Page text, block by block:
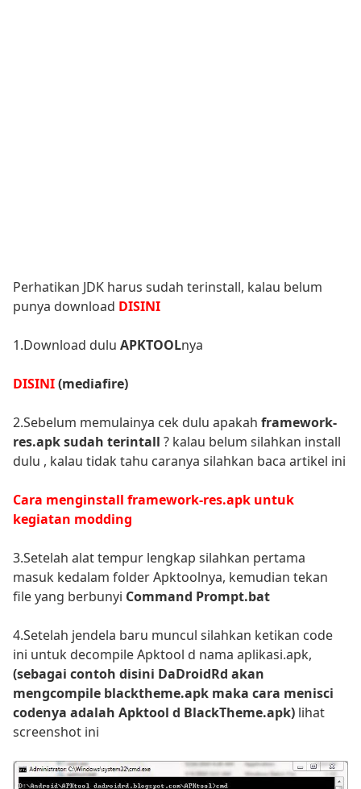
Perhatikan JDK harus sudah terinstall, kalau belum
punya download DISINI
1.Download dulu APKTOOLnya
DISINI(mediafire)
2.Sebelum memulainya cek dulu apakah framework-
res.apk sudah terintall ? kalau belum silahkan install
dulu , kalau tidak tahu caranya silahkan baca artikel ini
Cara menginstall framework-res.apk untuk
kegiatan modding
3.Setelah alat tempur lengkap silahkan pertama
masuk kedalam folder Apktoolnya, kemudian tekan
file yang berbunyi Command Prompt.bat
4.Setelah jendela baru muncul silahkan ketikan code
ini untuk decompile Apktool d nama aplikasi.apk,
(sebagai contoh disini DaDroidRd akan
mengcompile blacktheme.apk maka cara menisci
codenya adalah Apktool d BlackTheme.apk) lihat
screenshot ini